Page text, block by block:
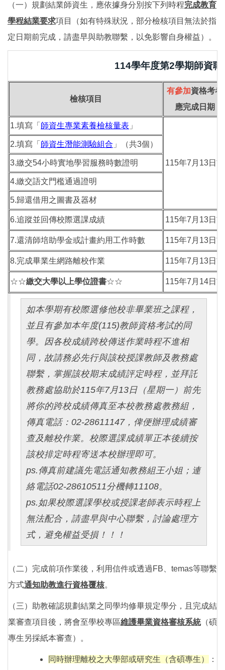
（一）規劃結業師資生，應依據身分別按下列時程完成教育
學程結業要求項目（如有特殊狀況，部分檢核項目無法於指
定日期前完成，請盡早與助教聯繫，以免影響自身權益）。
114學年度第2學期師資
檢核項目
有參加資格考者
應完成日期
1.填寫「 師資生專業素養檢核量表 」
115年7月13日前
2.填寫「 師資生潛能測驗組合 」（共3個）
3.繳交54小時實地學習服務時數證明
4.繳交語文門檻通過證明
5.歸還借用之圖書及器材
6.追蹤並回傳校際選課成績 115年7月13日前
7.還清師培助學金或計畫約用工作時數 115年7月13日前
8.完成畢業生網路離校作業 115年7月13日前
☆☆繳交大學以上學位證書☆☆ 115年7月14日前
如本學期有校際選修他校非畢業班之課程，
並且有參加本年度(115)教師資格考試的同
學。因各校成績跨校傳送作業時程不進相
同，故請務必先行與該校授課教師及教務處
聯繫，掌握該校期末成績評定時程，並拜託
教務處協助於115年7月13日（星期一）前先
將你的跨校成績傳真至本校教務處教務組，
傳真電話：02-28611147，俾便辦理成績審
查及離校作業。校際選課成績單正本後續按
該校排定時程寄送本校辦理即可。
ps.傳真前建議先電話通知教務組王小姐；連
絡電話02-28610511分機轉11108。
ps.如果校際選課學校或授課老師表示時程上
無法配合，請盡早與中心聯繫，討論處理方
式，避免權益受損！！！
（二）完成前項作業後，利用信件或透過FB、temas等聯繫
方式通知助教進行資格覆核。
（三）助教確認規劃結業之同學均修畢規定學分，且完成結
業審查項目後，將會至學校專區維護畢業資格審核系統（碩
專生另採紙本審查）。
同時辦理離校之大學部或研究生（含碩專生）
：